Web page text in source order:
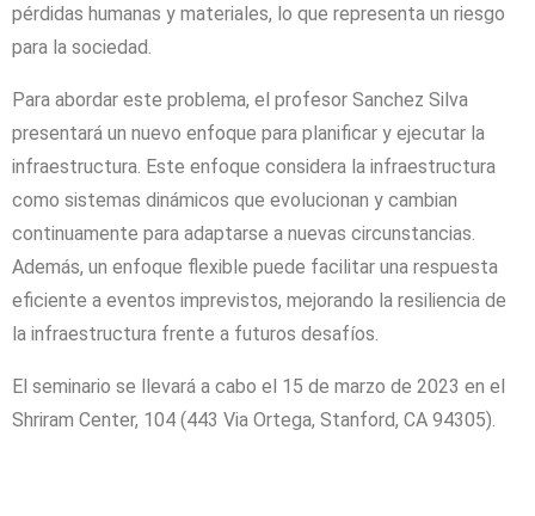
pérdidas humanas y materiales, lo que representa un riesgo
para la sociedad.
Para abordar este problema, el profesor Sanchez Silva
presentará un nuevo enfoque para planificar y ejecutar la
infraestructura. Este enfoque considera la infraestructura
como sistemas dinámicos que evolucionan y cambian
continuamente para adaptarse a nuevas circunstancias.
Además, un enfoque flexible puede facilitar una respuesta
eficiente a eventos imprevistos, mejorando la resiliencia de
la infraestructura frente a futuros desafíos.
El seminario se llevará a cabo el 15 de marzo de 2023 en el
Shriram Center, 104 (443 Via Ortega, Stanford, CA 94305).